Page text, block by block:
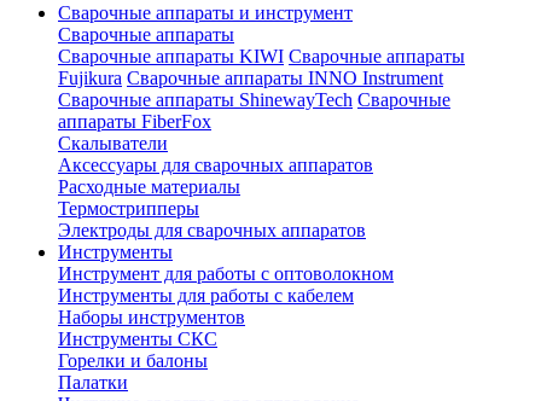
Сварочные аппараты и инструмент
Сварочные аппараты
Сварочные аппараты KIWI Сварочные аппараты
Fujikura Сварочные аппараты INNO Instrument
Сварочные аппараты ShinewayTech Cварочные
аппараты FiberFox
Скалыватели
Аксессуары для сварочных аппаратов
Расходные материалы
Термострипперы
Электроды для сварочных аппаратов
Инструменты
Инструмент для работы с оптоволокном
Инструменты для работы с кабелем
Наборы инструментов
Инструменты СКС
Горелки и балоны
Палатки